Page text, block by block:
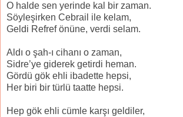
O halde sen yerinde kal bir zaman.
Söyleşirken Cebrail ile kelam,
Geldi Refref önüne, verdi selam.
Aldı o şah-ı cihanı o zaman,
Sidre’ye giderek getirdi heman.
Gördü gök ehli ibadette hepsi,
Her biri bir türlü taatte hepsi.
Hep gök ehli cümle karşı geldiler,